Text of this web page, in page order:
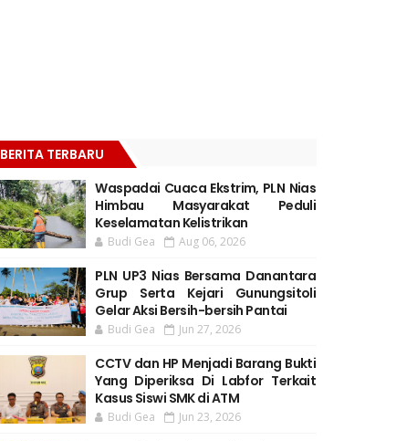
BERITA TERBARU
Waspadai Cuaca Ekstrim, PLN Nias
Himbau Masyarakat Peduli
Keselamatan Kelistrikan
Budi Gea Aug 06, 2026
PLN UP3 Nias Bersama Danantara
Grup Serta Kejari Gunungsitoli
Gelar Aksi Bersih-bersih Pantai
Budi Gea Jun 27, 2026
CCTV dan HP Menjadi Barang Bukti
Yang Diperiksa Di Labfor Terkait
Kasus Siswi SMK di ATM
Budi Gea Jun 23, 2026